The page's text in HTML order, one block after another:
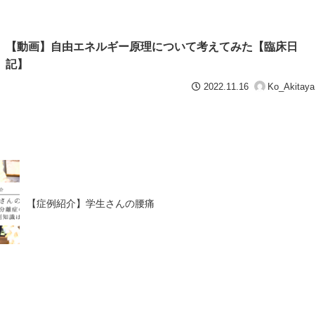
【動画】自由エネルギー原理について考えてみた【臨床日
記】
2022.11.16 Ko_Akitaya
【症例紹介】学生さんの腰痛